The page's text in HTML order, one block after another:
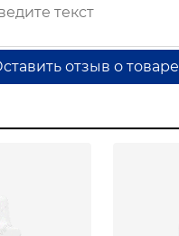
отзыв о товаре